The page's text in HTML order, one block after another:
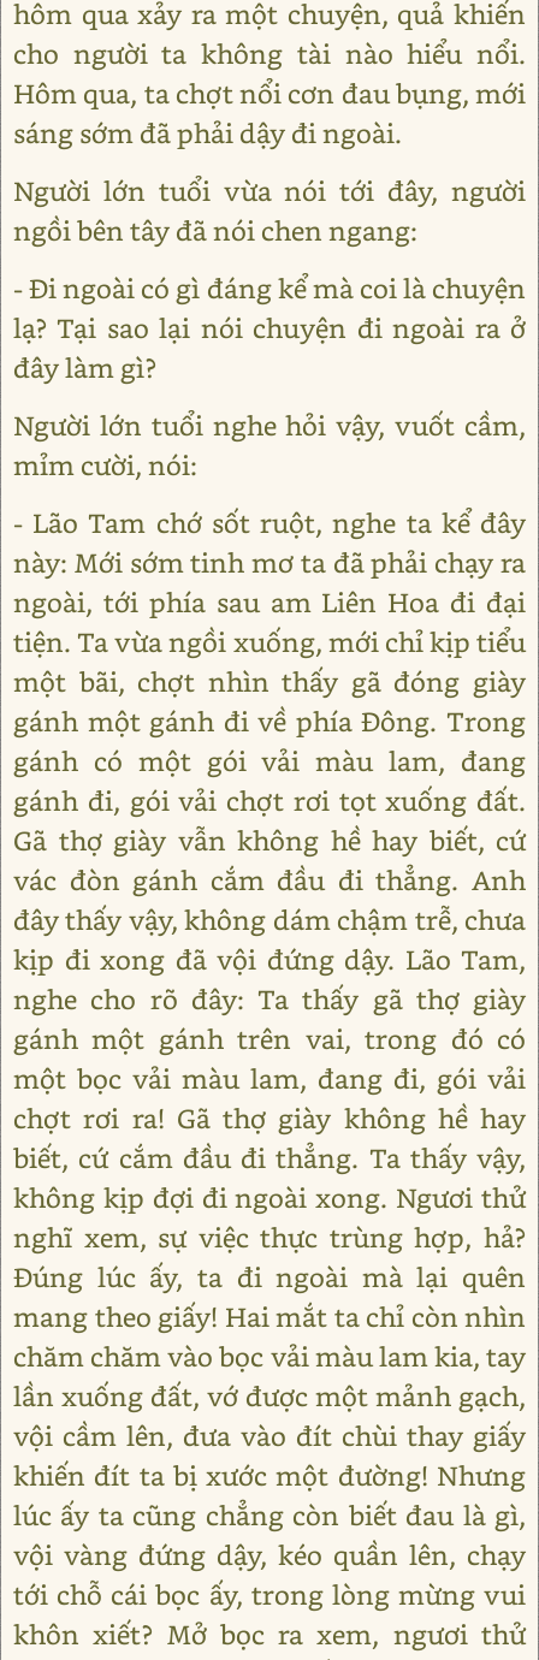
hôm qua xảy ra một chuyện, quả khiến
cho người ta không tài nào hiểu nổi.
Hôm qua, ta chợt nổi cơn đau bụng, mới
sáng sớm đã phải dậy đi ngoài.
Người lớn tuổi vừa nói tới đây, người
ngồi bên tây đã nói chen ngang:
- Đi ngoài có gì đáng kể mà coi là chuyện
lạ? Tại sao lại nói chuyện đi ngoài ra ở
đây làm gì?
Người lớn tuổi nghe hỏi vậy, vuốt cầm,
mỉm cười, nói:
- Lão Tam chớ sốt ruột, nghe ta kể đây
này: Mới sớm tinh mơ ta đã phải chạy ra
ngoài, tới phía sau am Liên Hoa đi đại
tiện. Ta vừa ngồi xuống, mới chỉ kịp tiểu
một bãi, chợt nhìn thấy gã đóng giày
gánh một gánh đi về phía Đông. Trong
gánh có một gói vải màu lam, đang
gánh đi, gói vải chợt rơi tọt xuống đất.
Gã thợ giày vẫn không hề hay biết, cứ
vác đòn gánh cắm đầu đi thẳng. Anh
đây thấy vậy, không dám chậm trễ, chưa
kịp đi xong đã vội đứng dậy. Lão Tam,
nghe cho rõ đây: Ta thấy gã thợ giày
gánh một gánh trên vai, trong đó có
một bọc vải màu lam, đang đi, gói vải
chợt rơi ra! Gã thợ giày không hề hay
biết, cứ cắm đầu đi thẳng. Ta thấy vậy,
không kịp đợi đi ngoài xong. Ngươi thử
nghĩ xem, sự việc thực trùng hợp, hả?
Đúng lúc ấy, ta đi ngoài mà lại quên
mang theo giấy! Hai mắt ta chỉ còn nhìn
chăm chăm vào bọc vải màu lam kia, tay
lần xuống đất, vớ được một mảnh gạch,
vội cầm lên, đưa vào đít chùi thay giấy
khiến đít ta bị xước một đường! Nhưng
lúc ấy ta cũng chẳng còn biết đau là gì,
vội vàng đứng dậy, kéo quần lên, chạy
tới chỗ cái bọc ấy, trong lòng mừng vui
khôn xiết? Mở bọc ra xem, ngươi thử